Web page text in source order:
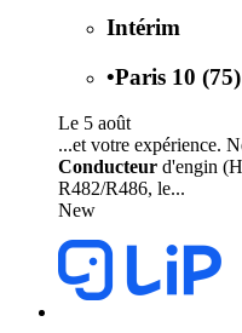
Intérim
•Paris 10 (75)
Le 5 août
...et votre expérience.
Conducteur d'engin
R482/R486, le...
New